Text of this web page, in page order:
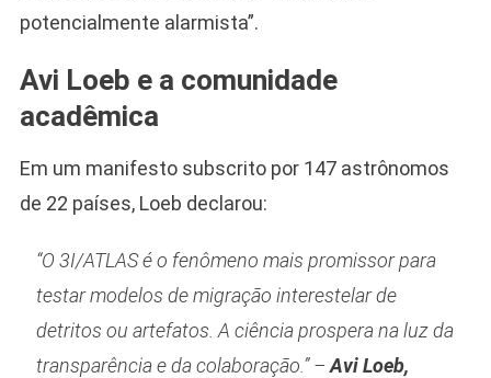
potencialmente alarmista”.
Avi Loeb e a comunidade
acadêmica
Em um manifesto subscrito por 147 astrônomos
de 22 países, Loeb declarou:
“O 3I/ATLAS é o fenômeno mais promissor para
testar modelos de migração interestelar de
detritos ou artefatos. A ciência prospera na luz da
transparência e da colaboração.” –Avi Loeb,